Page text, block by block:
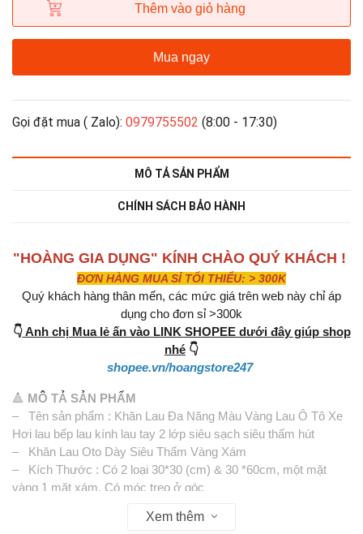
Thêm vào giỏ hàng
Mua ngay
Gọi đặt mua ( Zalo): 0979755502 (8:00 - 17:30)
MÔ TẢ SẢN PHẨM
CHÍNH SÁCH BẢO HÀNH
"HOÀNG GIA DỤNG" KÍNH CHÀO QUÝ KHÁCH !
ĐƠN HÀNG MUA SỈ TỐI THIỂU: > 300K
Quý khách hàng thân mến, các mức giá trên web này chỉ áp
dụng cho đơn sỉ >300k
👇Anh chị Mua lẻ ấn vào LINK SHOPEE dưới đây giúp shop
nhé 👇
shopee.vn/hoangstore247
🔺 MÔ TẢ SẢN PHẨM
– Tên sản phẩm : Khăn Lau Đa Năng Màu Vàng Lau Ô Tô Xe
Hơi lau bếp lau kính lau tay 2 lớp siêu sạch siêu thấm hút
– Khăn Lau Oto Dày Siêu Thấm Vàng Xám
– Kích Thước : Có 2 loại 30*30 (cm) & 30 *60cm, một mặt
vàng 1 mặt xám. Có móc treo ở góc
Đặc điểm nổi bật sản phẩm khăn lau xe 2 lớp chuyên dụng
Xem thêm